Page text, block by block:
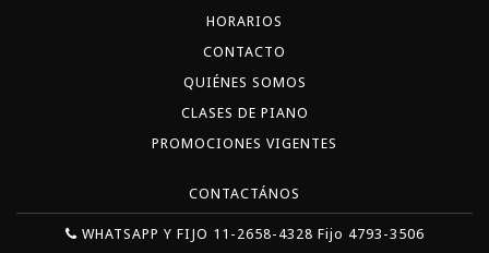
HORARIOS
CONTACTO
QUIÉNES SOMOS
CLASES DE PIANO
PROMOCIONES VIGENTES
CONTACTÁNOS
WHATSAPP Y FIJO 11-2658-4328 Fijo 4793-3506